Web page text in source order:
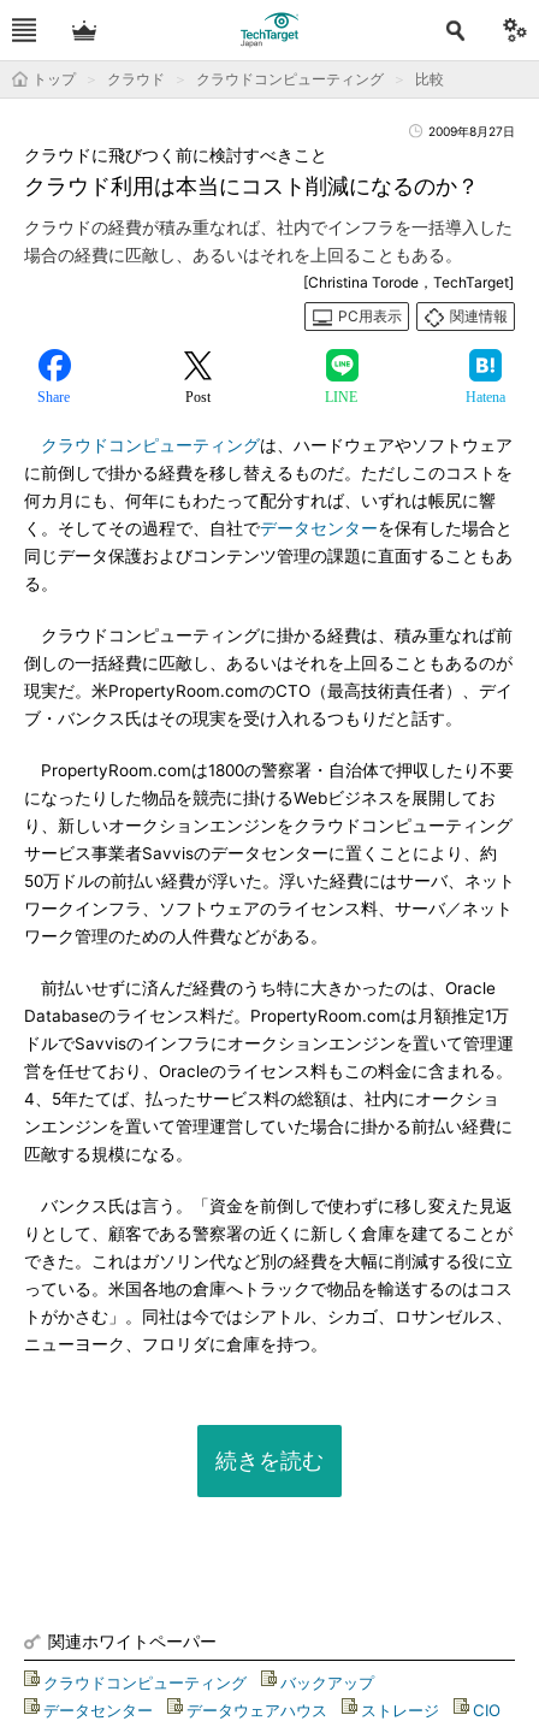
トップ クラウド クラウドコンピューティング 比較
2009年8月27日
クラウド利用は本当にコスト削減になるのか？
クラウドに飛びつく前に検討すべきこと
クラウドの経費が積み重なれば、社内でインフラを一括導入した
場合の経費に匹敵し、あるいはそれを上回ることもある。
[Christina Torode，TechTarget]
PC用表示
関連情報
Share Post LINE Hatena
クラウドコンピューティングは、ハードウェアやソフトウェア
に前倒しで掛かる経費を移し替えるものだ。ただしこのコストを
何カ月にも、何年にもわたって配分すれば、いずれは帳尻に響
く。そしてその過程で、自社でデータセンターを保有した場合と
同じデータ保護およびコンテンツ管理の課題に直面することもあ
る。
クラウドコンピューティングに掛かる経費は、積み重なれば前
倒しの一括経費に匹敵し、あるいはそれを上回ることもあるのが
現実だ。米PropertyRoom.comのCTO（最高技術責任者）、デイ
ブ・バンクス氏はその現実を受け入れるつもりだと話す。
PropertyRoom.comは1800の警察署・自治体で押収したり不要
になったりした物品を競売に掛けるWebビジネスを展開してお
り、新しいオークションエンジンをクラウドコンピューティング
サービス事業者Savvisのデータセンターに置くことにより、約
50万ドルの前払い経費が浮いた。浮いた経費にはサーバ、ネット
ワークインフラ、ソフトウェアのライセンス料、サーバ／ネット
ワーク管理のための人件費などがある。
前払いせずに済んだ経費のうち特に大きかったのは、Oracle
Databaseのライセンス料だ。PropertyRoom.comは月額推定1万
ドルでSavvisのインフラにオークションエンジンを置いて管理運
営を任せており、Oracleのライセンス料もこの料金に含まれる。
4、5年たてば、払ったサービス料の総額は、社内にオークショ
ンエンジンを置いて管理運営していた場合に掛かる前払い経費に
匹敵する規模になる。
バンクス氏は言う。「資金を前倒しで使わずに移し変えた見返
りとして、顧客である警察署の近くに新しく倉庫を建てることが
できた。これはガソリン代など別の経費を大幅に削減する役に立
っている。米国各地の倉庫へトラックで物品を輸送するのはコス
トがかさむ」。同社は今ではシアトル、シカゴ、ロサンゼルス、
ニューヨーク、フロリダに倉庫を持つ。
続きを読む
関連ホワイトペーパー
クラウドコンピューティング バックアップ|
データセンター
データウェアハウス ストレージ CIO